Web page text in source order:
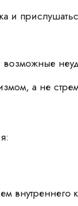
и
а не
внутреннего